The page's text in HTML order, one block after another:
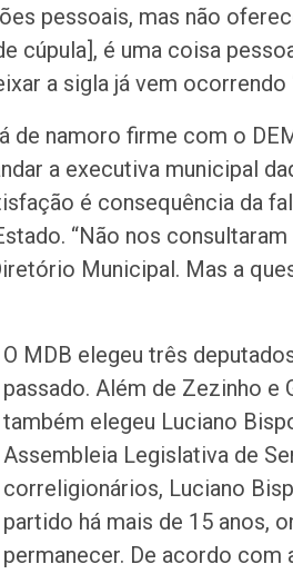
pessoais, mas não
cúpula], é uma coisa
a sigla já vem ocorrendo
de namoro firme com o
a executiva municipal
é consequência da
“Não nos consultaram
Municipal. Mas a
O MDB elegeu três
passado. Além de Zezinho e
também elegeu Luciano
Assembleia Legislativa de
correligionários, Luciano
partido há mais de 15 anos,
permanecer. De acordo com